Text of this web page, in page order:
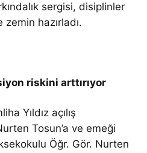
sergisi, disiplinler
hazırladı.
riskini arttırıyor
Yıldız açılış
Tosun’a ve emeği
Öğr. Gör. Nurten